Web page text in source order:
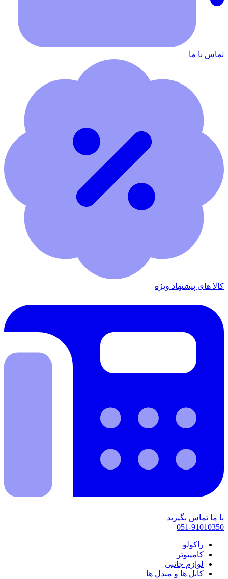
تماس با ما
کالا های پیشنهاد ویژه
با ما تماس بگیرید
051-91010350
راکولو
کامپیوتر
لوازم جانبی
کابل ها و مبدل ها